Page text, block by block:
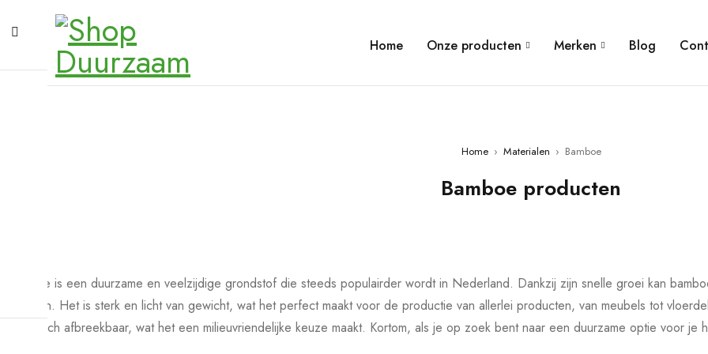
Home Onze producten Merken Blog
Home › Materialen › Bamboe
Bamboe producten
Bamboe is een duurzame en veelzijdige grondstof die steeds populairder wordt in Nederland. Dankzij zijn snelle groei kan
schaden. Het is sterk en licht van gewicht, wat het perfect maakt voor de productie van allerlei producten, van meubels tot
biologisch afbreekbaar, wat het een milieuvriendelijke keuze maakt. Kortom, als je op zoek bent naar een duurzame optie voor